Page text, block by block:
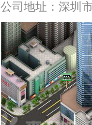
公司地址：深圳